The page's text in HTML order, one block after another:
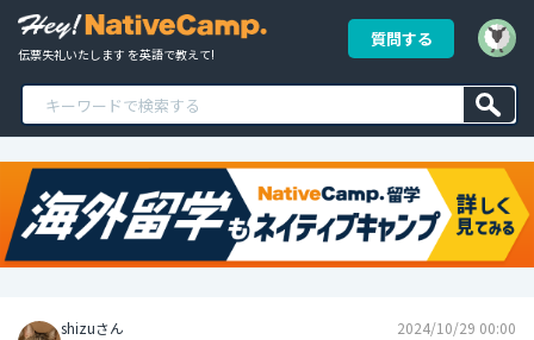
伝票失礼いたします を英語で教えて!
質問する
shizuさん 2024/10/29 00:00